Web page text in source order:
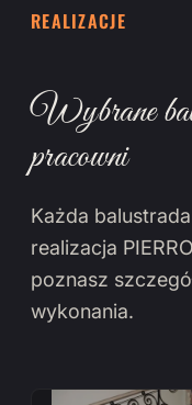
REALIZACJE
Wybrane
pracowni
Każda
realizacja
poznasz
wykonania.